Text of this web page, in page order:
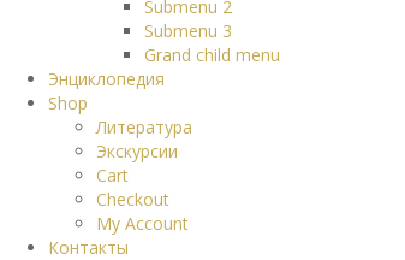
Submenu 2
Submenu 3
Grand child menu
Энциклопедия
Shop
Литература
Экскурсии
Cart
Checkout
My Account
Контакты